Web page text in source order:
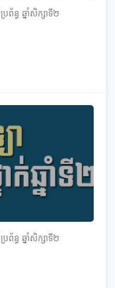
ន្ធ​ ឆ្នាំ​សិក្សា​ទី​២
ន្ធ​ ឆ្នាំ​សិក្សា​ទី​២